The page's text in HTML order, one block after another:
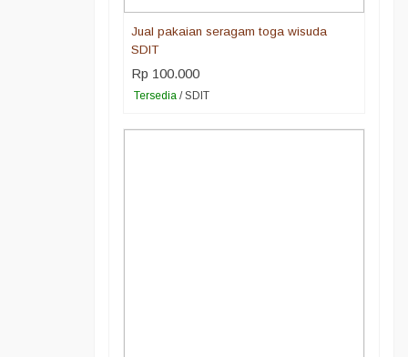
Jual pakaian seragam toga wisuda
SDIT
Rp 100.000
Tersedia / SDIT